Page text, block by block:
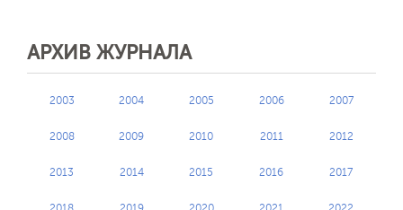
АРХИВ ЖУРНАЛА
2003 2004 2005 2006 2007
2008 2009 2010 2011 2012
2013 2014 2015 2016 2017